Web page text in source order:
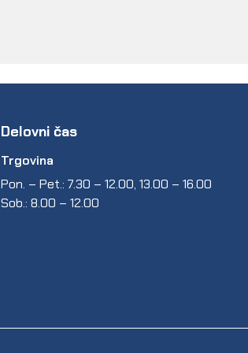
Delovni čas
Trgovina
Pon. – Pet.: 7.30 – 12.00, 13.00 – 16.00
Sob.: 8.00 – 12.00